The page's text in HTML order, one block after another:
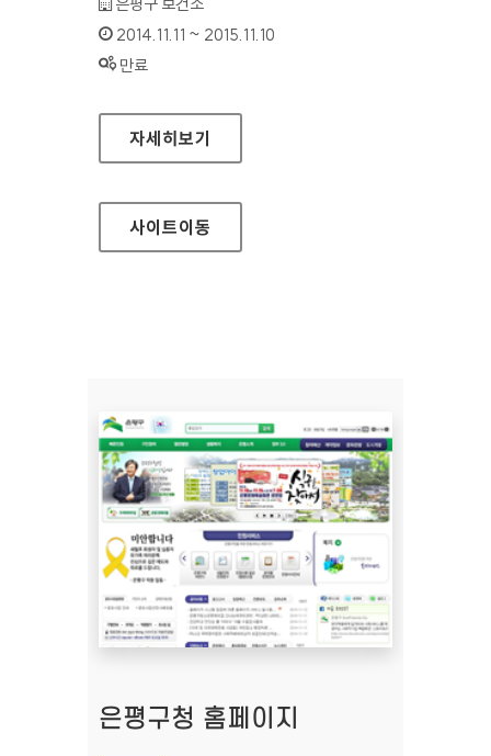
인증기간 :
2014.11.11 ~ 2015.11.10
상태 :
만료
은평구 보건소 홈페이지
자세히보기
사이트이동
은평구청 홈페이지